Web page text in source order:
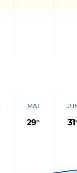
MAI
29° 31